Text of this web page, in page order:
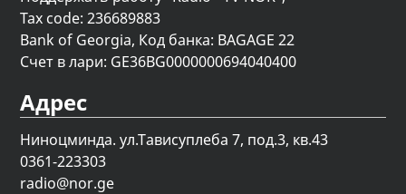
Tax code: 236689883
Bank of Georgia, Код банка: BAGAGE 22
Счет в лари: GE36BG0000000694040400
Адрес
Ниноцминда. ул.Тависуплеба 7, под.3, кв.43
0361-223303
radio@nor.ge